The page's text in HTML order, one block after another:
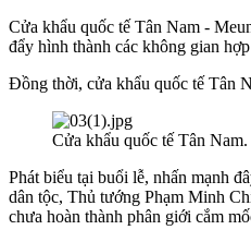
Cửa khẩu quốc tế Tân Nam -
đẩy hình thành các không gian
Đồng thời, cửa khẩu quốc tế Tân
Cửa khẩu quốc tế Tân Nam.
Phát biểu tại buổi lễ, nhấn mạnh
dân tộc, Thủ tướng Phạm Minh
chưa hoàn thành phân giới cắm